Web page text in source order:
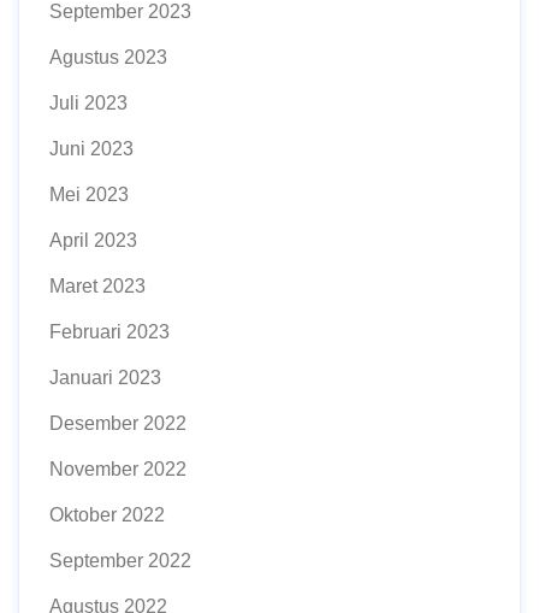
September 2023
Agustus 2023
Juli 2023
Juni 2023
Mei 2023
April 2023
Maret 2023
Februari 2023
Januari 2023
Desember 2022
November 2022
Oktober 2022
September 2022
Agustus 2022